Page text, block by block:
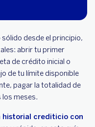
desde el principio,
abrir tu primer
de crédito inicial o
de tu límite disponible
pagar la totalidad de
meses.
historial crediticio con